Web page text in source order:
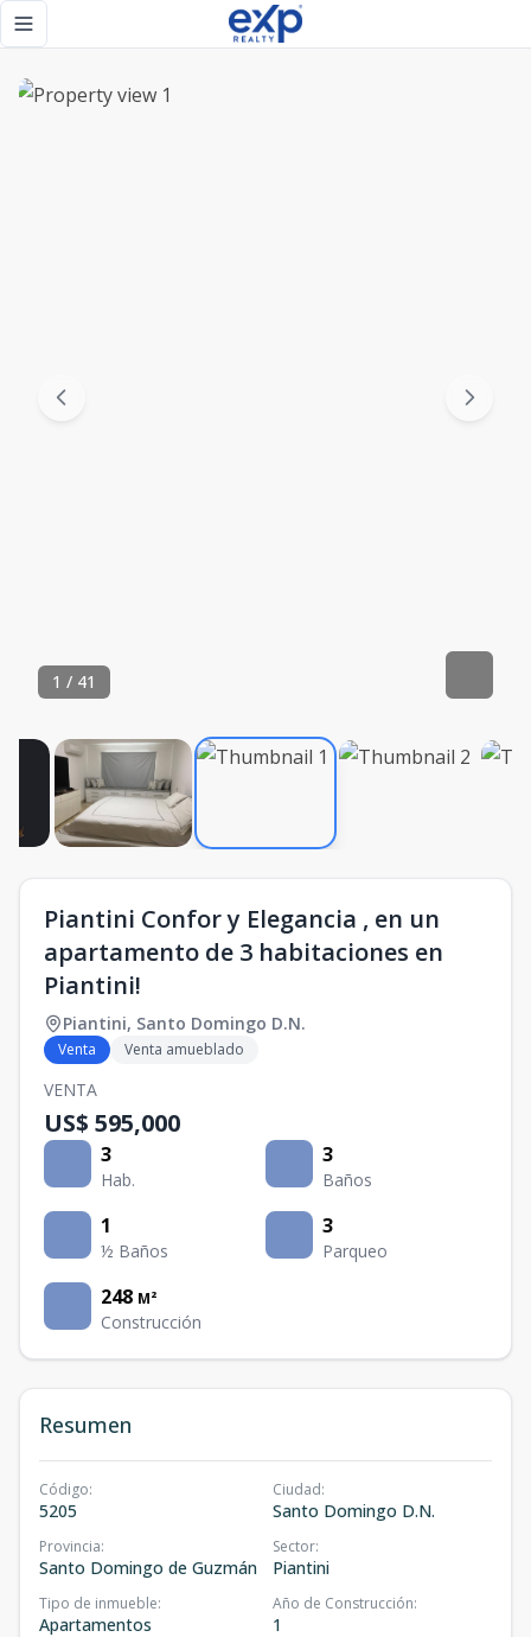
Toggle navigation menu
1 / 41
Piantini Confor y Elegancia , en un
apartamento de 3 habitaciones en
Piantini!
Piantini, Santo Domingo D.N.
Venta Venta amueblado
VENTA
US$ 595,000
3
Hab.
3
Baños
1
½ Baños
3
Parqueo
248 M²
Construcción
Resumen
Código:
5205
Ciudad:
Santo Domingo D.N.
Provincia:
Santo Domingo de Guzmán
Sector:
Piantini
Tipo de inmueble:
Apartamentos
Año de Construcción:
1
Piantini Confor y Elegancia , en un apartamento de 3